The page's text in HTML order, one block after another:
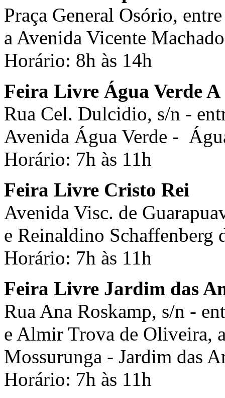
Praça General Osório,
a Avenida Vicente
Horário: 8h às 14h
Feira Livre Água Verde A
Rua Cel. Dulcidio, s/n -
Avenida Água Verde -
Horário: 7h às 11h
Feira Livre Cristo Rei
Avenida Visc. de
e Reinaldino Schaffenberg
Horário: 7h às 11h
Feira Livre Jardim das
Rua Ana Roskamp, s/n -
e Almir Trova de Oliveira,
Mossurunga - Jardim das
Horário: 7h às 11h